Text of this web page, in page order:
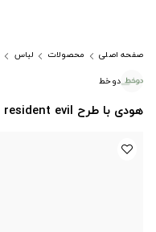
صفحه اصلی محصولات لباس
دوخط
هودی با طرح resident evil